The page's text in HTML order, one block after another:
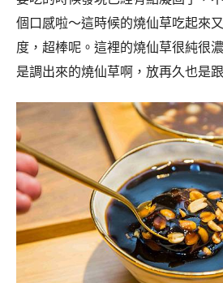
個口感啦～這時候的燒仙草吃起來
度，超棒呢。這裡的燒仙草很純很
是調出來的燒仙草啊，放再久也是